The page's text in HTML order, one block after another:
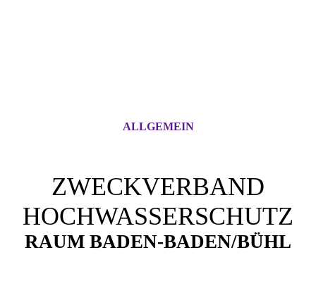
ALLGEMEIN
ZWECKVERBAND
HOCHWASSERSCHUTZ
RAUM BADEN-BADEN/BÜHL